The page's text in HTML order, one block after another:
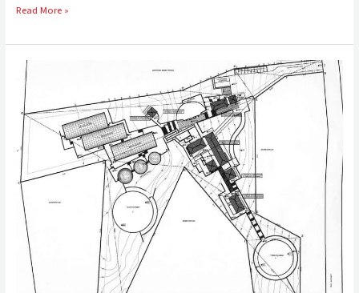
Read More »
Κέντρο
Περίθαλψης
και
Διάσωσης
Ειδών
στη
θάση
Μετόχι
νήσου
Αίγινας